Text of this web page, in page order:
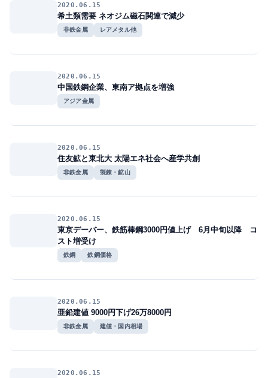
2020.06.15
希土類需要 ネオジム磁石関連で減少
非鉄金属 レアメタル他
2020.06.15
中国鉄鋼企業、東南ア拠点を増強
アジア金属
2020.06.15
住友鉱と東北大 太陽エネ社会へ産学共創
非鉄金属 製錬・鉱山
2020.06.15
東京デーバー、鉄筋棒鋼3000円値上げ 6月中旬以降 コ
スト増受け
鉄鋼 鉄鋼価格
2020.06.15
亜鉛建値 9000円下げ26万8000円
非鉄金属 建値・国内相場
2020.06.15